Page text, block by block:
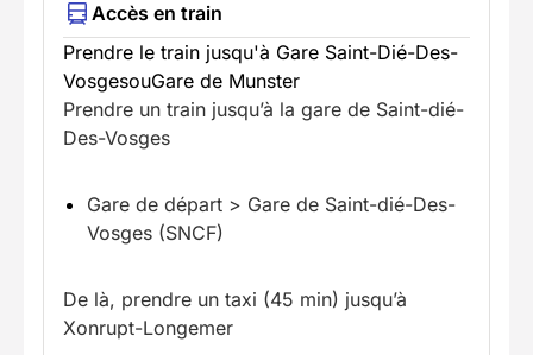
Accès en train
Prendre le train jusqu'à Gare Saint-Dié-Des-
VosgesouGare de Munster
Prendre un train jusqu’à la gare de Saint-dié-
Des-Vosges
Gare de départ > Gare de Saint-dié-Des-
Vosges (SNCF)
De là, prendre un taxi (45 min) jusqu’à
Xonrupt-Longemer